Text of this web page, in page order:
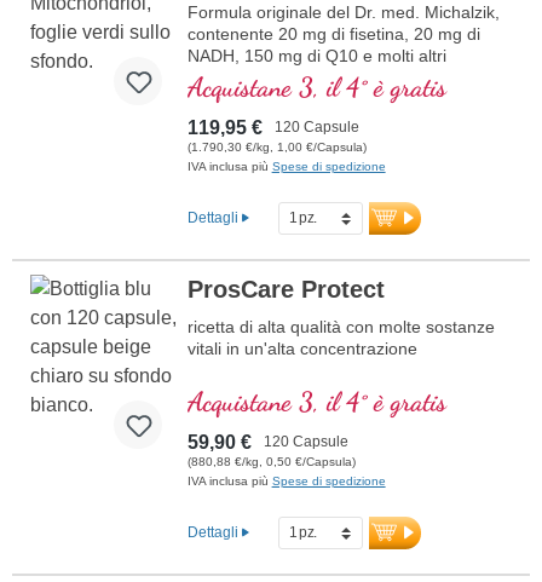
Formula originale del Dr. med. Michalzik,
contenente 20 mg di fisetina, 20 mg di
NADH, 150 mg di Q10 e molti altri
importanti agenti mitocondriali. Con
l'enhancer di biodisponibilità D-Pinitol.
Guscio delle capsule vegano, senza PEG
e carragenina, e sigillo privo di alluminio,
attivatore mitocondriale PGC-1α, senza
esperienza in sostanze vitali e oltre 20
anni di esperienza produttiva.
Acquistane 3, il 4° è gratis
119,95 € 120 Capsule
(1.790,30 €/kg, 1,00 €/Capsula)
IVA inclusa più Spese di spedizione
Dettagli
ProsCare Protect
ricetta di alta qualità con molte sostanze
vitali in un'alta concentrazione
Acquistane 3, il 4° è gratis
59,90 € 120 Capsule
(880,88 €/kg, 0,50 €/Capsula)
IVA inclusa più Spese di spedizione
Dettagli